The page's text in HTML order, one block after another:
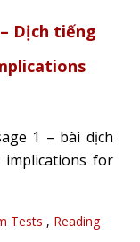
Dịch tiếng
1 – bài dịch
for
Tests , Reading